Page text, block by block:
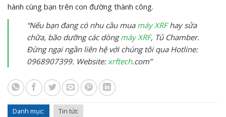
hành cùng bạn trên con đường thành công.
“Nếu bạn đang có nhu cầu mua máy XRFhay sửa
chữa, bão dưỡng các dòngmáy XRF, Tủ Chamber.
Đừng ngại ngần liên hệ với chúng tôi qua Hotline:
0968907399. Website: xrftech.com”
Danh mục:
Tin tức